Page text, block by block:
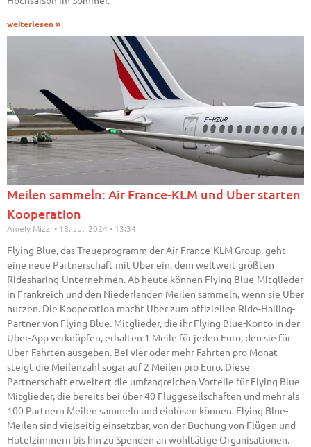
weiterlesen »
Meilen sammeln: Air France-KLM und Uber starten
Kooperation
Amely Mizzi 18. Juli 2024 13:34
Flying Blue, das Treueprogramm der Air France-KLM Group, geht
eine neue Partnerschaft mit Uber ein, dem weltweit größten
Ridesharing-Unternehmen. Ab heute können Flying Blue-Mitglieder
in Frankreich und den Niederlanden Meilen sammeln, wenn sie Uber
nutzen. Die Kooperation macht Uber zum offiziellen Ride-Hailing-
Partner von Flying Blue. Mitglieder, die ihr Flying Blue-Konto in der
Uber-App verknüpfen, erhalten 1 Meile für jeden Euro, den sie für
Uber-Fahrten ausgeben. Bei vier oder mehr Fahrten pro Monat
steigt die Meilenzahl sogar auf 2 Meilen pro Euro. Diese
Partnerschaft erweitert die umfangreichen Vorteile für Flying Blue-
Mitglieder, die bereits bei über 40 Fluggesellschaften und mehr als
100 Partnern Meilen sammeln und einlösen können. Flying Blue-
Meilen sind vielseitig einsetzbar, von der Buchung von Flügen und
Hotelzimmern bis hin zu Spenden an wohltätige Organisationen.